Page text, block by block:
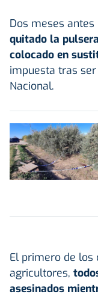
Dos meses
quitado la
colocado en
impuesta tras
Nacional.
El primero de los
agricultores,
asesinados